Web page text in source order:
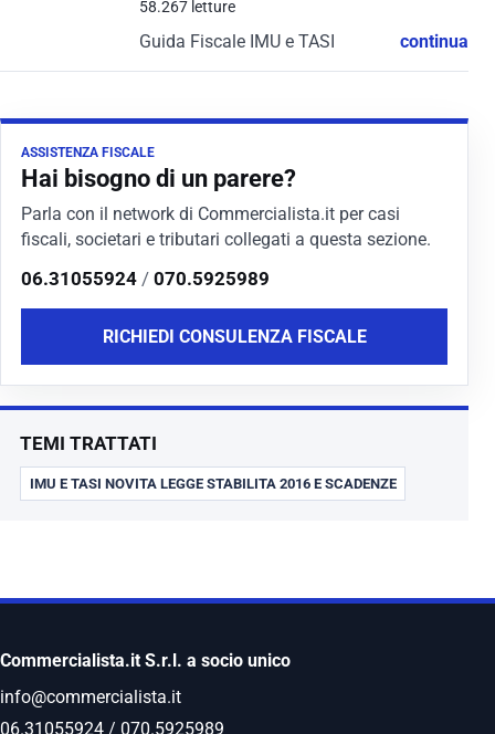
58.267 letture
Guida Fiscale IMU e TASI continua
ASSISTENZA FISCALE
Hai bisogno di un parere?
Parla con il network di Commercialista.it per casi
fiscali, societari e tributari collegati a questa sezione.
06.31055924 / 070.5925989
RICHIEDI CONSULENZA FISCALE
TEMI TRATTATI
IMU E TASI NOVITA LEGGE STABILITA 2016 E SCADENZE
Commercialista.it S.r.l. a socio unico
info@commercialista.it
06.31055924 / 070.5925989